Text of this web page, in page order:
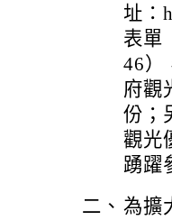
址：
表單
46）
府觀
份；
觀光
踴躍
二、 為擴